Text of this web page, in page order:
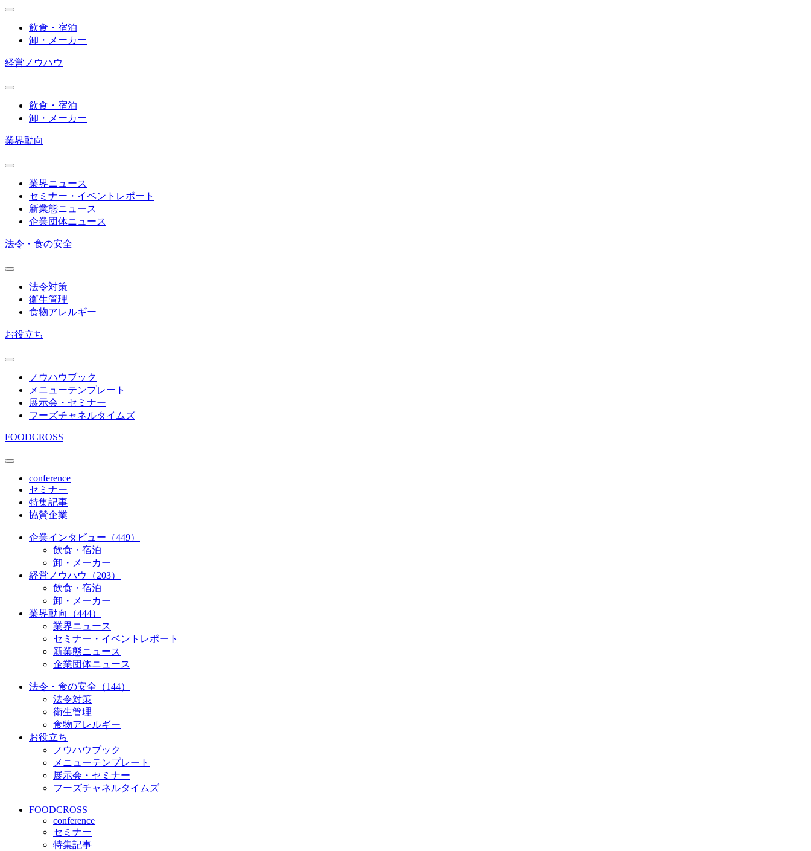
飲食・宿泊
卸・メーカー
経営ノウハウ
飲食・宿泊
卸・メーカー
業界動向
業界ニュース
セミナー・イベントレポート
新業態ニュース
企業団体ニュース
法令・食の安全
法令対策
衛生管理
食物アレルギー
お役立ち
ノウハウブック
メニューテンプレート
展示会・セミナー
フーズチャネルタイムズ
FOODCROSS
conference
セミナー
特集記事
協賛企業
企業インタビュー（449）
飲食・宿泊
卸・メーカー
経営ノウハウ（203）
飲食・宿泊
卸・メーカー
業界動向（444）
業界ニュース
セミナー・イベントレポート
新業態ニュース
企業団体ニュース
法令・食の安全（144）
法令対策
衛生管理
食物アレルギー
お役立ち
ノウハウブック
メニューテンプレート
展示会・セミナー
フーズチャネルタイムズ
FOODCROSS
conference
セミナー
特集記事